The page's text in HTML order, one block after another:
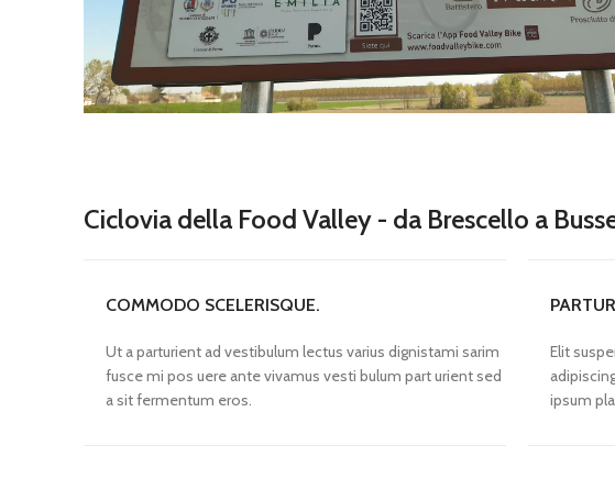
Ciclovia della Food Valley - da Brescello a
COMMODO SCELERISQUE.
Ut a parturient ad vestibulum lectus varius dignistami sarim
fusce mi pos uere ante vivamus vesti bulum part urient sed
a sit fermentum eros.
Elit
ipsum